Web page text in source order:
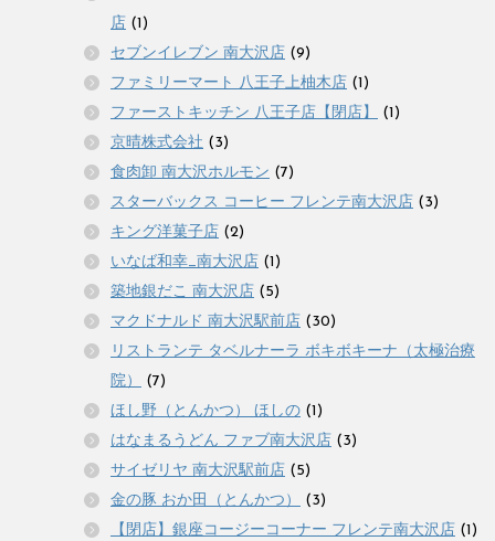
店 (1)
セブンイレブン 南大沢店 (9)
ファミリーマート 八王子上柚木店 (1)
ファーストキッチン 八王子店【閉店】
(1)
京晴株式会社 (3)
食肉卸 南大沢ホルモン (7)
スターバックス コーヒー フレンテ南大沢店 (3)
キング洋菓子店 (2)
いなば和幸_南大沢店 (1)
築地銀だこ 南大沢店 (5)
マクドナルド 南大沢駅前店 (30)
リストランテ タベルナーラ ボキボキーナ（太極治療
院）
(7)
ほし野（とんかつ） ほしの (1)
はなまるうどん ファブ南大沢店 (3)
サイゼリヤ 南大沢駅前店 (5)
金の豚 おか田（とんかつ）
(3)
【閉店】銀座コージーコーナー フレンテ南大沢店 (1)